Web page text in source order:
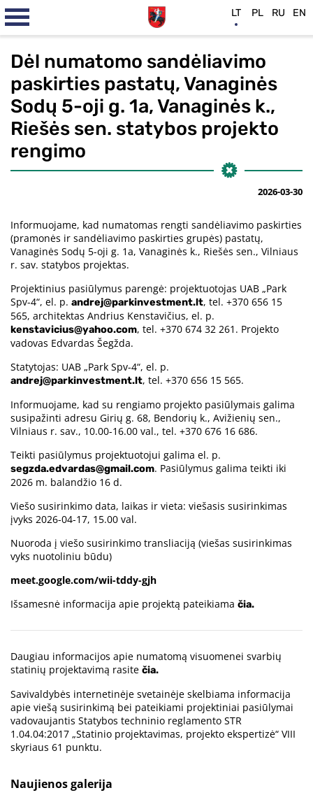
Dėl numatomo sandėliavimo
paskirties pastatų, Vanaginės
Sodų 5-oji g. 1a, Vanaginės k.,
Riešės sen. statybos projekto
rengimo
2026-03-30
Informuojame, kad numatomas rengti sandėliavimo paskirties
(pramonės ir sandėliavimo paskirties grupės) pastatų,
Vanaginės Sodų 5-oji g. 1a, Vanaginės k., Riešės sen., Vilniaus
r. sav. statybos projektas.
Projektinius pasiūlymus parengė: projektuotojas UAB „Park
Spv-4“, el. p. andrej@parkinvestment.lt, tel. +370 656 15
565, architektas Andrius Kenstavičius, el. p.
kenstavicius@yahoo.com, tel. +370 674 32 261. Projekto
vadovas Edvardas Šegžda.
Statytojas: UAB „Park Spv-4“, el. p.
andrej@parkinvestment.lt, tel. +370 656 15 565.
Informuojame, kad su rengiamo projekto pasiūlymais galima
susipažinti adresu Girių g. 68, Bendorių k., Avižienių sen.,
Vilniaus r. sav., 10.00-16.00 val., tel. +370 676 16 686.
Teikti pasiūlymus projektuotojui galima el. p.
segzda.edvardas@gmail.com. Pasiūlymus galima teikti iki
2026 m. balandžio 16 d.
Viešo susirinkimo data, laikas ir vieta: viešasis susirinkimas
įvyks 2026-04-17, 15.00 val.
Nuoroda į viešo susirinkimo transliaciją (viešas susirinkimas
vyks nuotoliniu būdu)
meet.google.com/wii-tddy-gjh
Išsamesnė informacija apie projektą pateikiama čia.
Daugiau informacijos apie numatomą visuomenei svarbių
statinių projektavimą rasite čia.
Savivaldybės internetinėje svetainėje skelbiama informacija
apie viešą susirinkimą bei pateikiami projektiniai pasiūlymai
vadovaujantis Statybos techninio reglamento STR
1.04.04:2017 „Statinio projektavimas, projekto ekspertizė“ VIII
skyriaus 61 punktu.
Naujienos galerija
LT PL RU EN